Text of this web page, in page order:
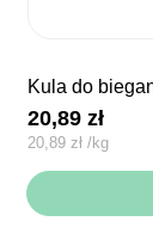
kula do
20,89zł
20,89 zł /kg